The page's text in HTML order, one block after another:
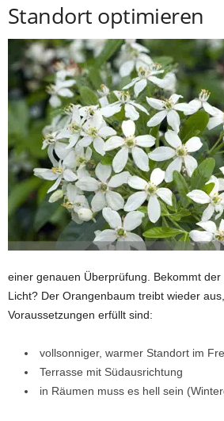
Standort optimieren
einer genauen Überprüfung. Bekommt
Licht? Der Orangenbaum treibt wieder
Voraussetzungen erfüllt sind:
vollsonniger, warmer Standort im
Terrasse mit Südausrichtung
in Räumen muss es hell sein